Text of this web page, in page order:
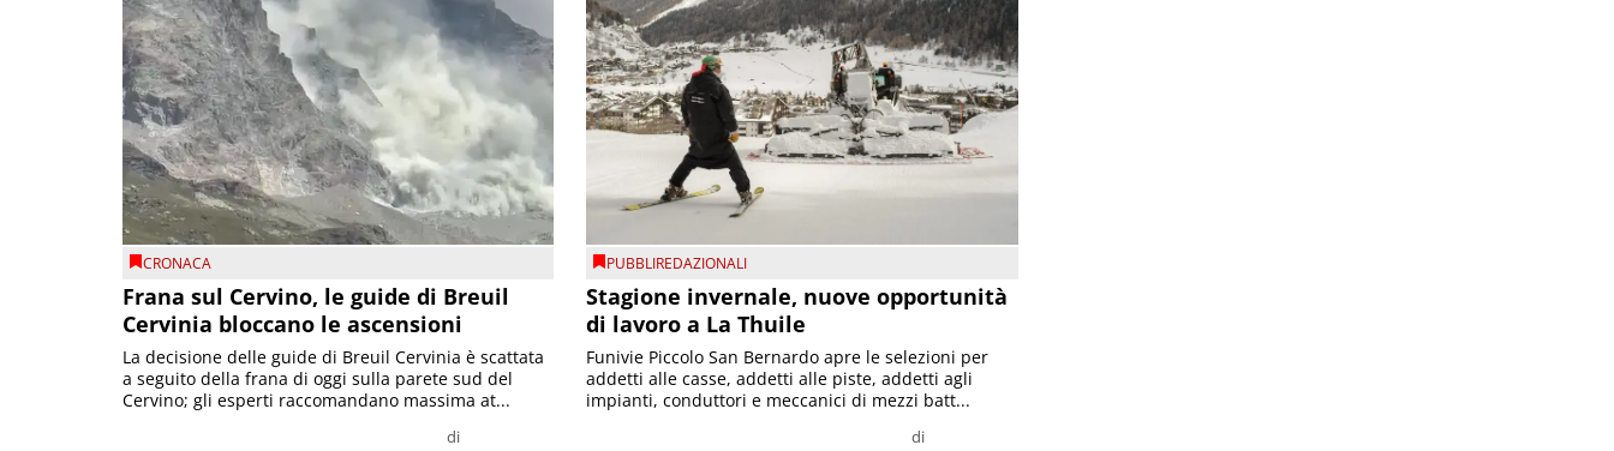
CRONACA
Frana sul Cervino, le guide di Breuil
Cervinia bloccano le ascensioni
di
La decisione delle guide di Breuil Cervinia è scattata
a seguito della frana di oggi sulla parete sud del
Cervino; gli esperti raccomandano massima at...
PUBBLIREDAZIONALI
Stagione invernale, nuove opportunità
di lavoro a La Thuile
di
Funivie Piccolo San Bernardo apre le selezioni per
addetti alle casse, addetti alle piste, addetti agli
impianti, conduttori e meccanici di mezzi batt...